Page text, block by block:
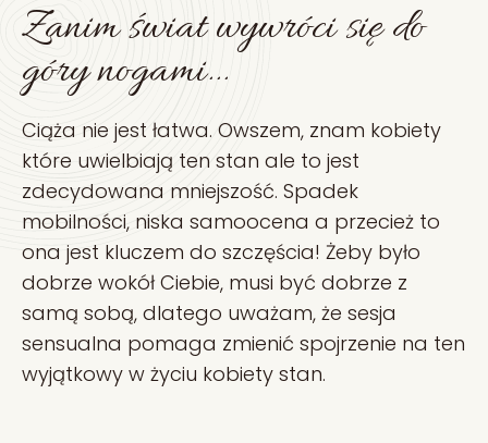
Zanim świat wywróci się do
góry nogami...
Ciąża nie jest łatwa. Owszem, znam kobiety
które uwielbiają ten stan ale to jest
zdecydowana mniejszość. Spadek
mobilności, niska samoocena a przecież to
ona jest kluczem do szczęścia! Żeby było
dobrze wokół Ciebie, musi być dobrze z
samą sobą, dlatego uważam, że sesja
sensualna pomaga zmienić spojrzenie na ten
wyjątkowy w życiu kobiety stan.